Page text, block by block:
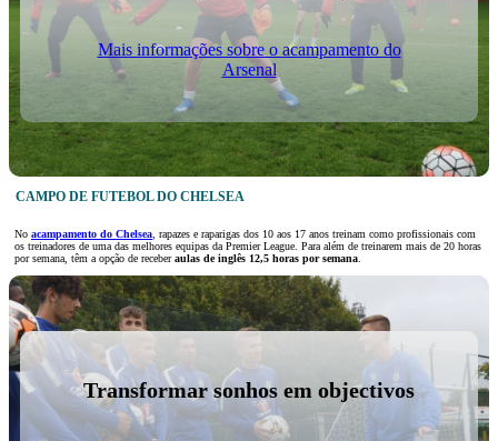
Mais informações sobre o acampamento do
Arsenal
CAMPO DE FUTEBOL DO CHELSEA
No acampamento do Chelsea, rapazes e raparigas dos 10 aos 17 anos treinam como profissionais com
os treinadores de uma das melhores equipas da Premier League. Para além de treinarem mais de 20 horas
por semana, têm a opção de receberaulas de inglês 12,5 horas por semana.
Transformar sonhos em objectivos